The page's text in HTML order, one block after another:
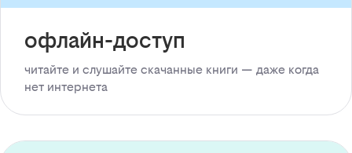
офлайн-доступ
читайте и слушайте скачанные книги — даже когда
нет интернета